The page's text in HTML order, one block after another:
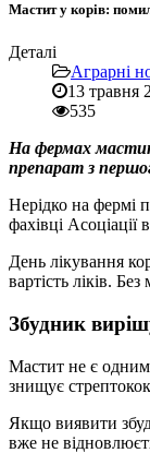
Мастит у корів:
Деталі
Аграрні
13 травня
535
На фермах
препарат з
Нерідко на фермі
фахівці
День лікування
вартість ліків.
Збудник
Мастит не є одним
знищує
Якщо виявити
вже не